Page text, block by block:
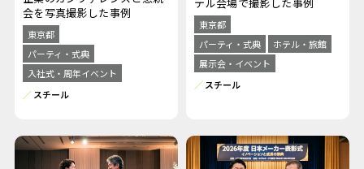
会を写真撮影した事例
東京都
パーティ・式典
入社式・周年イベント
スチール
東京都
パーティ・式典
ホテル・旅館
展示会・イベント
スチール